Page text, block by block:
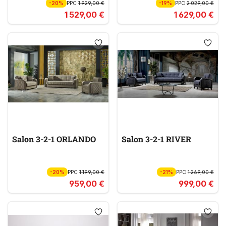
-20% PPC 1 929,00 €
1 529,00 €
-19% PPC2 029,00 €
1 629,00 €
Salon 3-2-1 ORLANDO
-20% PPC 1 199,00 €
959,00 €
Salon 3-2-1 RIVER
-21% PPC1 269,00 €
999,00 €